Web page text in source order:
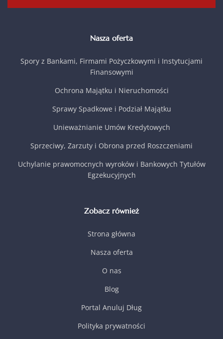
Nasza oferta
Spory z Bankami, Firmami Pożyczkowymi i Instytucjami
Finansowymi
Ochrona Majątku i Nieruchomości
Sprawy Spadkowe i Podział Majątku
Unieważnianie Umów Kredytowych
Sprzeciwy, Zarzuty i Obrona przed Roszczeniami
Uchylanie prawomocnych wyroków i Bankowych Tytułów
Egzekucyjnych
Zobacz również
Strona główna
Nasza oferta
O nas
Blog
Portal Anuluj Dług
Polityka prywatności